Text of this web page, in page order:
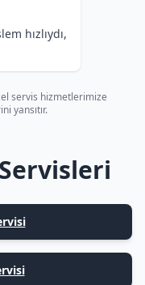
hızlıydı,
servis hizmetlerimize
yansıtır.